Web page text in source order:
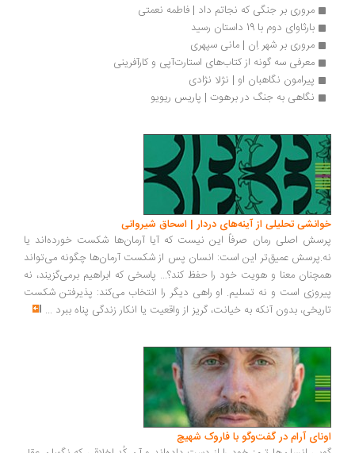
مروری بر جنگی که نجاتم داد | فاطمه نعمتی
بارثاوای دوم با 19 داستان رسید
مروری بر شهر اِن | مانی سپهری
معرفی سه گونه از کتاب‌های استارت‌آپی و کارآفرینی
پیرامون نگاهبان او | نژلا نژادی
نگاهی به جنگ در برهوت | پاریس ریویو
تحلیلی از آینه‌های دردار | اسحاق شیروانی
اصلی رمان صرفاً این نیست که آیا آرمان‌ها شکست خورده‌اند یا
عمیق‌تر این است: انسان پس از شکست آرمان‌ها چگونه می‌تواند
معنا و هویت خود را حفظ کند؟... پاسخی که ابراهیم برمی‌گزیند، نه
است و نه تسلیم. او راهی دیگر را انتخاب می‌کند: پذیرفتن شکست
بدون آنکه به خیانت، گریز از واقعیت یا انکار زندگی پناه ببرد...
آرام در گفت‌وگو با فاروک شهیچ‭